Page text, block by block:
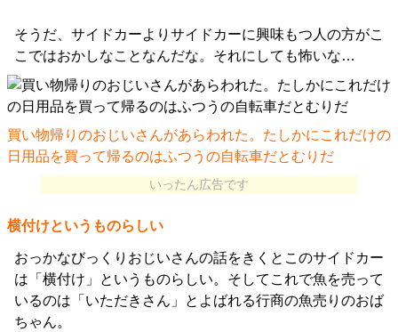
そうだ、サイドカーよりサイドカーに興味もつ人の方がこ
こではおかしなことなんだな。それにしても怖いな…
買い物帰りのおじいさんがあらわれた。たしかにこれだけの
日用品を買って帰るのはふつうの自転車だとむりだ
いったん広告です
横付けというものらしい
おっかなびっくりおじいさんの話をきくとこのサイドカー
は「横付け」というものらしい。そしてこれで魚を売って
いるのは「いただきさん」とよばれる行商の魚売りのおば
ちゃん。